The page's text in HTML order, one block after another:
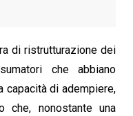
di ristrutturazione dei
che abbiano
capacità di adempiere,
che, nonostante una